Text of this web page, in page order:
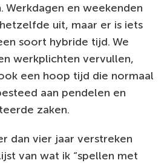
Werkdagen en weekenden
uit, maar er is iets
soort hybride tijd. We
werkplichten vervullen,
een hoop tijd die normaal
aan pendelen en
zaken.
dan vier jaar verstreken
van wat ik “spellen met